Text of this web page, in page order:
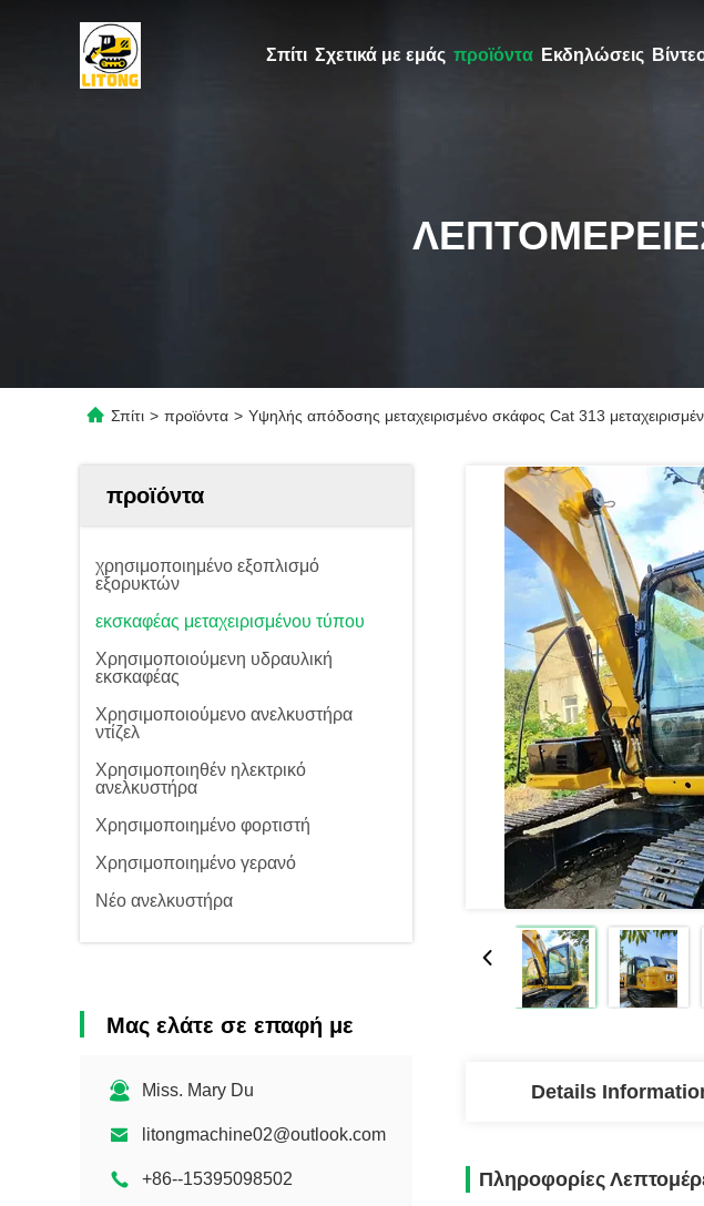
Σπίτι Σχετικά με εμάς προϊόντα Εκδηλώσεις
Σπίτι > προϊόντα > Υψηλής απόδοσης μεταχειρισμένο σκάφος Cat 313
προϊόντα
χρησιμοποιημένο εξοπλισμό
εξορυκτών
εκσκαφέας μεταχειρισμένου τύπου
Χρησιμοποιούμενη υδραυλική
εκσκαφέας
Χρησιμοποιούμενο ανελκυστήρα
ντίζελ
Χρησιμοποιηθέν ηλεκτρικό
ανελκυστήρα
Χρησιμοποιημένο φορτιστή
Χρησιμοποιημένο γερανό
Νέο ανελκυστήρα
Μας ελάτε σε επαφή με
Miss. Mary Du
litongmachine02@outlook.com
+86--15395098502
Details
Πληροφορίες